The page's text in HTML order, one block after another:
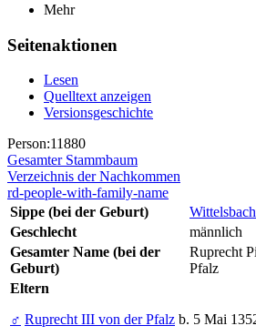
Mehr
Seitenaktionen
Lesen
Quelltext anzeigen
Versionsgeschichte
Person:11880
Gesamter Stammbaum
Verzeichnis der Nachkommen
rd-people-with-family-name
Sippe (bei der Geburt)
Geschlecht
männlich
Gesamter Name (bei der
Geburt)
Ruprecht
Pfalz
Eltern
♂ Ruprecht III von der Pfalz b. 5 Mai